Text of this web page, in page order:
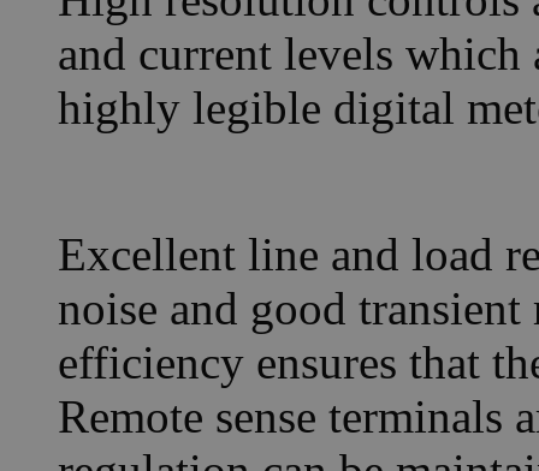
and current levels which
highly legible digital
Excellent line and load
noise and good
efficiency ensures that
Remote sense terminals